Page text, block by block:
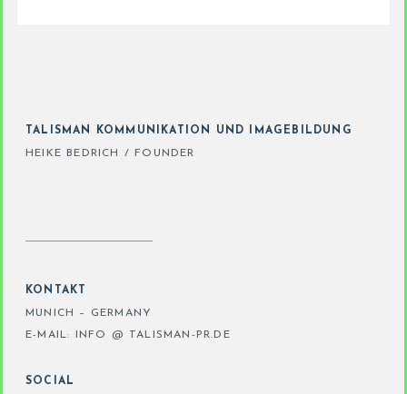
TALISMAN KOMMUNIKATION UND IMAGEBILDUNG
HEIKE BEDRICH / FOUNDER
KONTAKT
MUNICH – GERMANY
E-MAIL: INFO @ TALISMAN-PR.DE
SOCIAL